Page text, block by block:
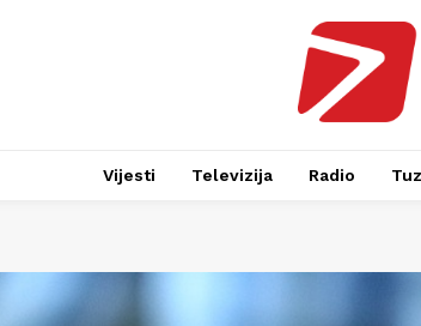
Vijesti Televizija Radio